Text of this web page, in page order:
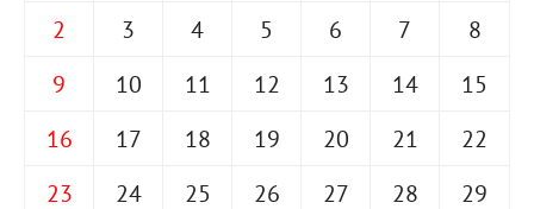
2
3 4 5 6 7
8
9
10 11 12 13 14
15
16
17 18 19 20 21
22
23
24 25 26 27 28
29